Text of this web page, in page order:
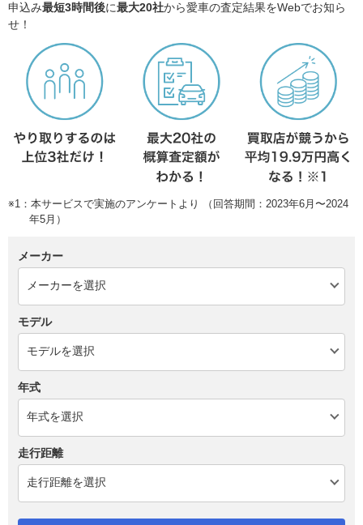
申込み最短3時間後に最大20社から愛車の査定結果をWebでお知ら
せ！
※1：本サービスで実施のアンケートより （回答期間：2023年6月〜2024
年5月）
メーカー
モデル
年式
走行距離